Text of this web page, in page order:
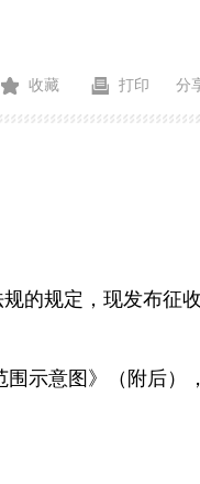
收藏 打印 分
的规定，现发布征
示意图》（附后）